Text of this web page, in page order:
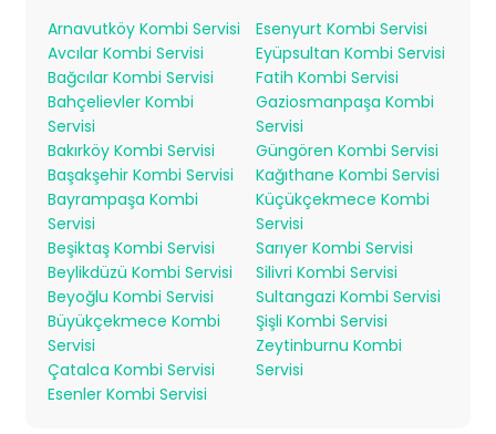
Arnavutköy Kombi Servisi
Avcılar Kombi Servisi
Bağcılar Kombi Servisi
Bahçelievler Kombi
Servisi
Bakırköy Kombi Servisi
Başakşehir Kombi Servisi
Bayrampaşa Kombi
Servisi
Beşiktaş Kombi Servisi
Beylikdüzü Kombi Servisi
Beyoğlu Kombi Servisi
Büyükçekmece Kombi
Servisi
Çatalca Kombi Servisi
Esenler Kombi Servisi
Esenyurt Kombi Servisi
Eyüpsultan Kombi Servisi
Fatih Kombi Servisi
Gaziosmanpaşa Kombi
Servisi
Güngören Kombi Servisi
Kağıthane Kombi Servisi
Küçükçekmece Kombi
Servisi
Sarıyer Kombi Servisi
Silivri Kombi Servisi
Sultangazi Kombi Servisi
Şişli Kombi Servisi
Zeytinburnu Kombi
Servisi